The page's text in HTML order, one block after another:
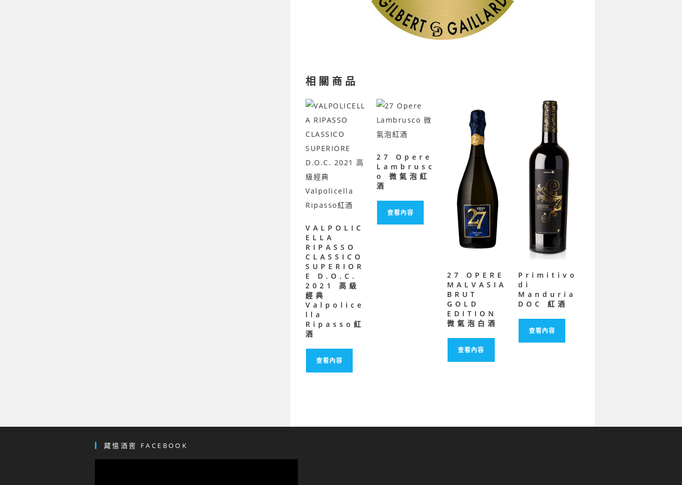
相關商品
VALPOLIC
ELLA
RIPASSO
CLASSICO
SUPERIOR
E D.O.C.
2021 高級
經典
Valpolice
lla
Ripasso紅
酒
查看內容
27 Opere
Lambrusc
o 微氣泡紅
酒
查看內容
27 OPERE
MALVASIA
BRUT
GOLD
EDITION
微氣泡白酒
查看內容
Primitivo
di
Manduria
DOC 紅酒
查看內容
藏憶酒窖 FACEBOOK